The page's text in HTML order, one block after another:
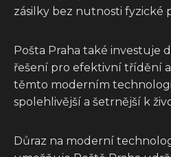
zásilky bez nutnosti fyzické
Pošta Praha také investuje
řešení pro efektivní třídění
těmto moderním
spolehlivější a šetrnější k
Důraz na moderní